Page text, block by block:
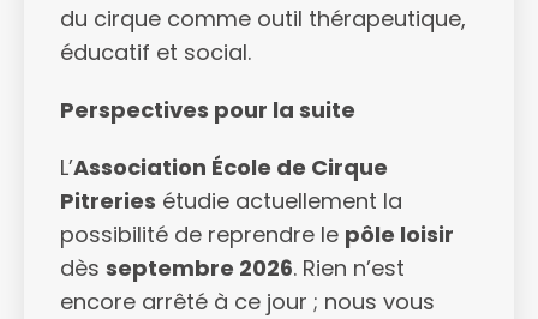
du cirque comme outil thérapeutique,
éducatif et social.
Perspectives pour la suite
L’Association École de Cirque
Pitreries étudie actuellement la
possibilité de reprendre le pôle loisir
dès septembre 2026. Rien n’est
encore arrêté à ce jour ; nous vous